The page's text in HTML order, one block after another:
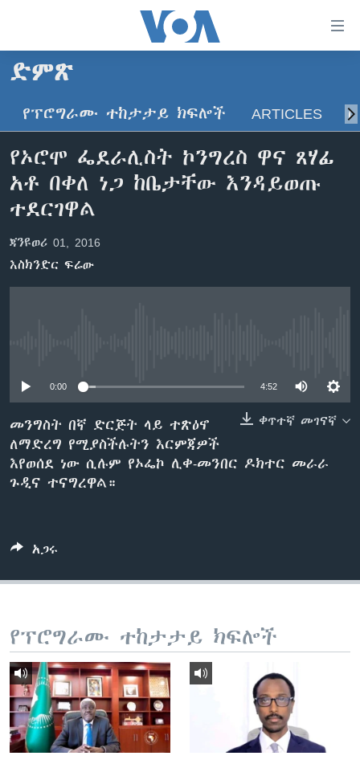
ማገናኛዎች
ዋናው
ይዘት
ወደ
ዋናው
ይዘት
እለፍ
ወደ
ዋናው
ዜና
ኢትዮጵያ
አሜሪካ
ኑሮ በጤንነት
ከምሽቱ ሦስት ሰዓት የአማርኛ ዜና
ቪዲዮ
ክምችት
ቋንቋዎች
ድምጽ
የፕሮግራሙ ተከታታይ ክፍሎች ARTICLES
የኦሮሞ ፌደራሊስት ኮንግረስ ዋና ጸሃፊ
አቶ በቀለ ነጋ ከቤታቸው እንዳይወጡ
ተደርገዋል
ጃንዩወሪ 01, 2016
እስክንድር ፍሬው
0:00 4:52
ቀጥተኛ መገናኛ
መንግስት በኛ ድርጅት ላይ ተጽዕኖ
ለማድረግ የሚያስችሉትን እርምጃዎች
እየወሰደ ነው ሲሉም የኦፌኮ ሊቀ-መንበር ዶክተር መራራ
ጉዲና ተናግረዋል።
አጋሩ
የፕሮግራሙ ተከታታይ ክፍሎች